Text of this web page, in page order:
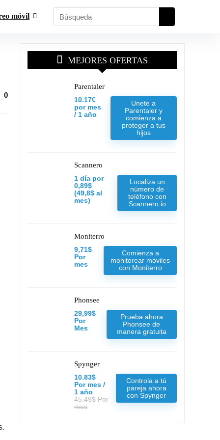
móvil
0
MEJORES OFERTAS
Parentaler
10.17€
por mes
/ 1 año
Unete a
Parentaler y
comienza a
proteger a tus
hijos
Scannero
1 día por
0,89$
(49,8$ al
mes)
Localiza un
número de
teléfono con
Scannero.io
Moniterro
9,71$
Por
mes
Comienza a
monitorear móviles
con Moniterro
Phonsee
29,99$
Por
Mes
Prueba ahora
Phonsee de
manera gratuita
Spynger
10.83$
Por mes /
1 año
45.49$ Por
mes
Controla a tú
pareja ahora
con Spynger